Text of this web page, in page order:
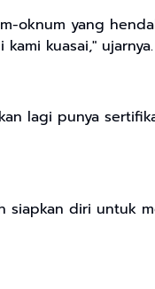
oknum yang
kuasai," ujarnya.
lagi punya
siapkan diri untuk